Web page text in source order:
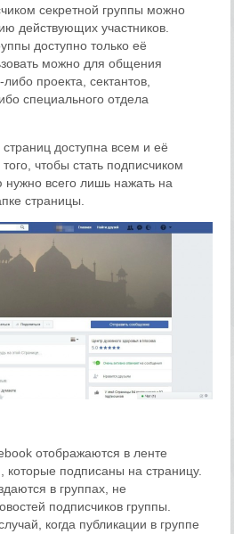
секретной группы можно
действующих участников.
доступно только её
можно для общения
проекта, сектантов,
специального отдела
доступна всем и её
чтобы стать подписчиком
нужно всего лишь нажать на
страницы.
отображаются в ленте
которые подписаны на страницу.
в группах, не
подписчиков группы.
когда публикации в группе